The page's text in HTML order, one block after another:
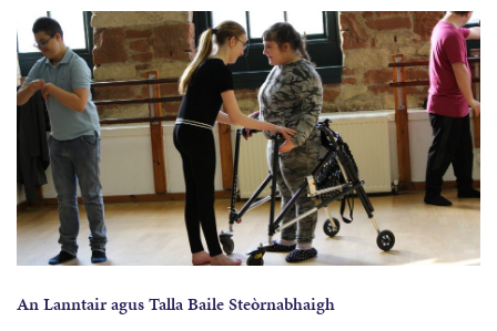
An Lanntair agus Talla Baile Steòrnabhaigh